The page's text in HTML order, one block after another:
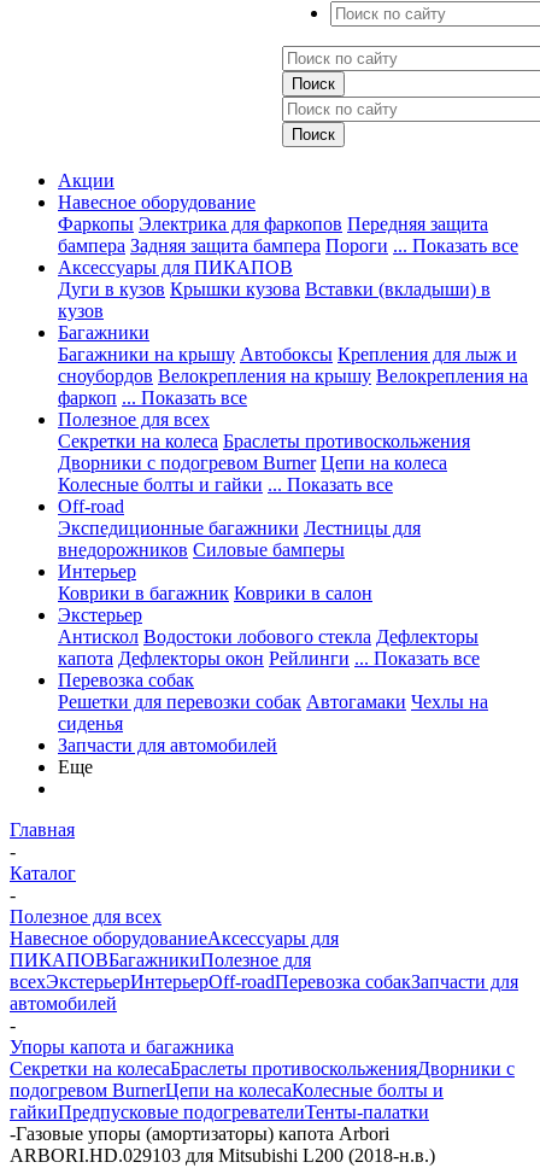
Акции
Навесное оборудование
Фаркопы Электрика для фаркопов Передняя защита
бампера Задняя защита бампера Пороги ... Показать все
Аксессуары для ПИКАПОВ
Дуги в кузов Крышки кузова Вставки (вкладыши) в
кузов
Багажники
Багажники на крышу Автобоксы Крепления для лыж и
сноубордов Велокрепления на крышу Велокрепления на
фаркоп ... Показать все
Полезное для всех
Секретки на колеса Браслеты противоскольжения
Дворники с подогревом Burner Цепи на колеса
Колесные болты и гайки ... Показать все
Off-road
Экспедиционные багажники Лестницы для
внедорожников Силовые бамперы
Интерьер
Коврики в багажник Коврики в салон
Экстерьер
Антискол Водостоки лобового стекла Дефлекторы
капота Дефлекторы окон Рейлинги ... Показать все
Перевозка собак
Решетки для перевозки собак Автогамаки Чехлы на
сиденья
Запчасти для автомобилей
Еще
Главная
-
Каталог
-
Полезное для всех
Навесное оборудованиеАксессуары для
ПИКАПОВБагажникиПолезное для
всехЭкстерьерИнтерьерOff-roadПеревозка собакЗапчасти для
автомобилей
-
Упоры капота и багажника
Секретки на колесаБраслеты противоскольженияДворники с
подогревом BurnerЦепи на колесаКолесные болты и
гайкиПредпусковые подогревателиТенты-палатки
-Газовые упоры (амортизаторы) капота Arbori
ARBORI.HD.029103 для Mitsubishi L200 (2018-н.в.)